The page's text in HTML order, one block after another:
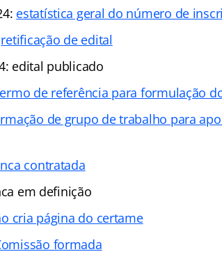
estatística geral do número de
retificação de edital
edital publicado
de referência para formulação
de grupo de trabalho para
contratada
em definição
cria página do certame
formada